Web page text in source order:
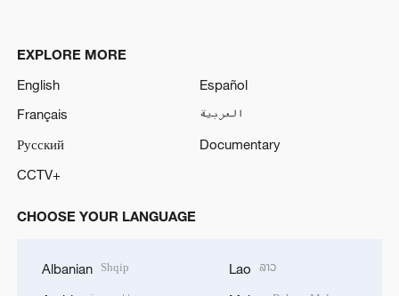
EXPLORE MORE
English
Español
Français
العربية
Русский
Documentary
CCTV+
CHOOSE YOUR LANGUAGE
Albanian Shqip Lao ລາວ